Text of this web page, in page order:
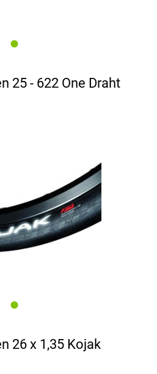
25 - 622 One Draht
26 x 1,35 Kojak